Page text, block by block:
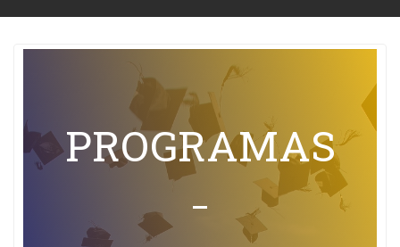
PROGRAMAS